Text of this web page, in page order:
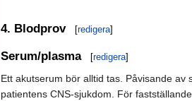
4. Blodprov [redigera]
Serum/plasma [redigera]
Ett akutserum bör alltid tas. Påvisande
patientens CNS-sjukdom. För